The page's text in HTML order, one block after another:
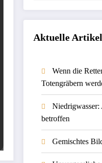
Aktuelle Artikel
Wenn die
Totengräbern
Niedrigwasser:
betroffen
Gemischtes